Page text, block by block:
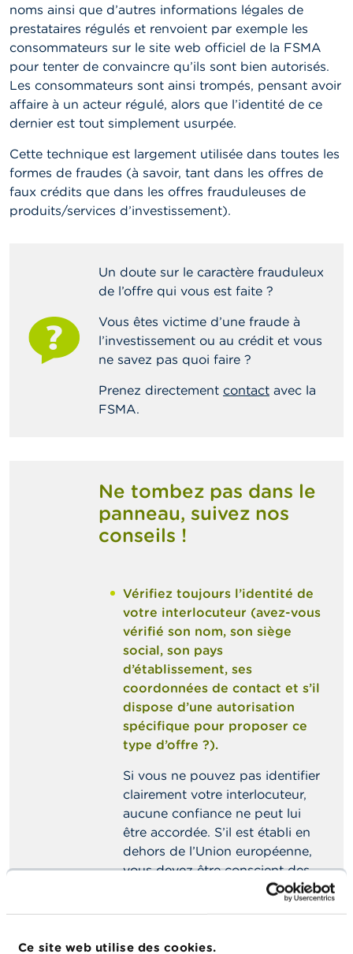
Ce site web utilise des cookies.
g
a
r
e
E
m
l
o
s
noms ainsi que d’autres informations légales de
prestataires régulés et renvoient par exemple les
consommateurs sur le site web officiel de la FSMA
pour tenter de convaincre qu’ils sont bien autorisés.
Les consommateurs sont ainsi trompés, pensant avoir
affaire à un acteur régulé, alors que l’identité de ce
dernier est tout simplement usurpée.
Cette technique est largement utilisée dans toutes les
formes de fraudes (à savoir, tant dans les offres de
faux crédits que dans les offres frauduleuses de
produits/services d’investissement).
Un doute sur le caractère frauduleux
de l’offre qui vous est faite ?
Vous êtes victime d’une fraude à
l’investissement ou au crédit et vous
ne savez pas quoi faire ?
Prenez directement contact avec la
FSMA.
Ne tombez pas dans le
panneau, suivez nos
conseils !
Vérifiez toujours l’identité de
votre interlocuteur (avez-vous
vérifié son nom, son siège
social, son pays
d’établissement, ses
coordonnées de contact et s’il
dispose d’une autorisation
spécifique pour proposer ce
type d’offre ?).
Si vous ne pouvez pas identifier
clairement votre interlocuteur,
aucune confiance ne peut lui
être accordée. S’il est établi en
dehors de l’Union européenne,
vous devez être conscient des
difficultés de recours en cas